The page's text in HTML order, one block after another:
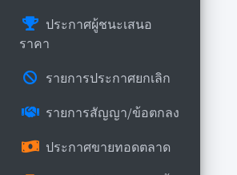
ประกาศผู้ชนะเสนอ
ราคา
รายการประกาศยกเลิก
รายการสัญญา/ข้อตกลง
ประกาศขายทอดตลาด